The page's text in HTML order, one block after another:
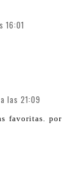
16:01
las 21:09
favoritas. por